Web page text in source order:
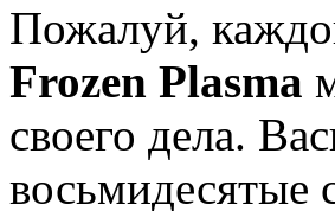
Пожалуй,
Frozen Plasma
своего дела.
восьмидесятые